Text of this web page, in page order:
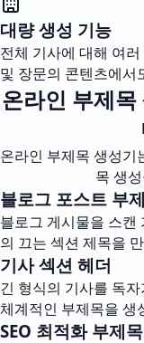
대량 생성 기능
전체 기사에 대해 여
및 장문의 콘텐츠에서
온라인 부제
온라인 부제목 생성기
목 생
블로그 포스트 부
블로그 게시물을 스캔
의 끄는 섹션 제목을
기사 섹션 헤더
긴 형식의 기사를 독
체계적인 부제목을 생
SEO 최적화 부제목